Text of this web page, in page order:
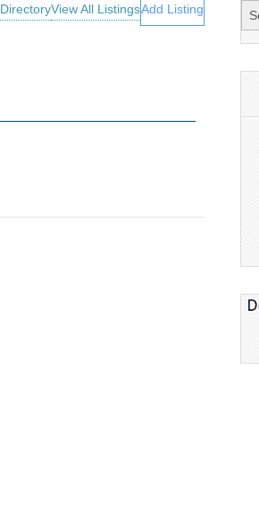
DirectoryView All ListingsAdd Listing